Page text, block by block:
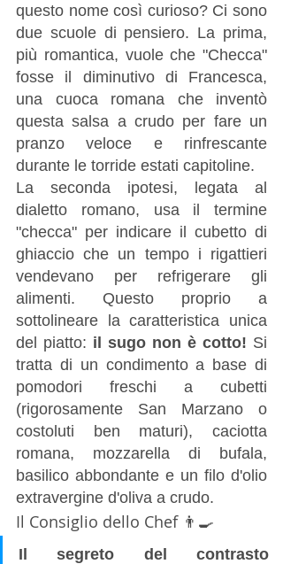
questo nome così curioso? Ci sono
due scuole di pensiero. La prima,
più romantica, vuole che "Checca"
fosse il diminutivo di Francesca,
una cuoca romana che inventò
questa salsa a crudo per fare un
pranzo veloce e rinfrescante
durante le torride estati capitoline.
La seconda ipotesi, legata al
dialetto romano, usa il termine
"checca" per indicare il cubetto di
ghiaccio che un tempo i rigattieri
vendevano per refrigerare gli
alimenti. Questo proprio a
sottolineare la caratteristica unica
del piatto: il sugo non è cotto! Si
tratta di un condimento a base di
pomodori freschi a cubetti
(rigorosamente San Marzano o
costoluti ben maturi), caciotta
romana, mozzarella di bufala,
basilico abbondante e un filo d'olio
extravergine d'oliva a crudo.
Il Consiglio dello Chef 👨‍🍳
Il segreto del contrasto